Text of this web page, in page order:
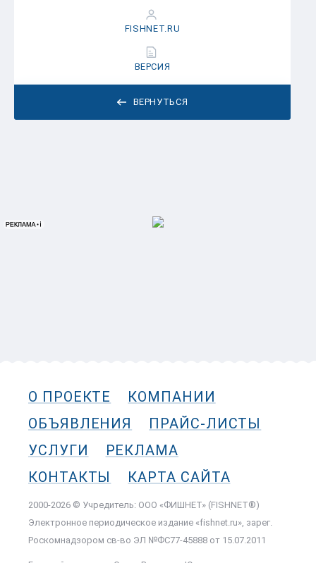
ВЕРНУТЬСЯ
FISHNET.RU
ВЕРСИЯ
О ПРОЕКТЕ
КОМПАНИИ
ОБЪЯВЛЕНИЯ
ПРАЙС-ЛИСТЫ
УСЛУГИ
РЕКЛАМА
КОНТАКТЫ
КАРТА САЙТА
2000-2026 © Учредитель: ООО «ФИШНЕТ» (FISHNET®)
Электронное периодическое издание «fishnet.ru», зарег.
Роскомнадзором cв-во ЭЛ №ФС77-45888 от 15.07.2011